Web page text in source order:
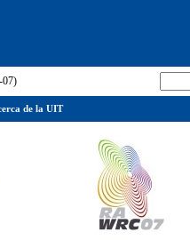
07)
de la UIT